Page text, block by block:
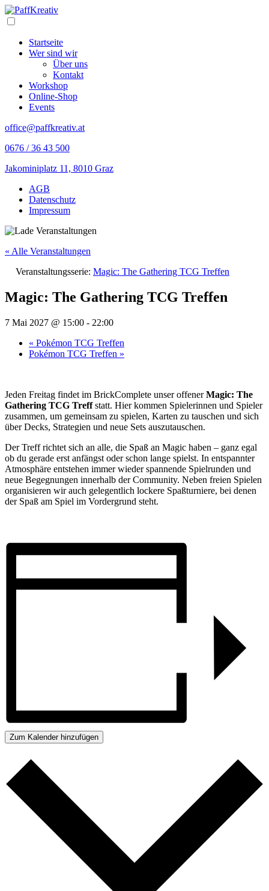
Skip
to
Startseite
Wer sind wir
Über uns
Kontakt
Workshop
Online-Shop
Events
office@paffkreativ.at
0676 / 36 43 500
Jakominiplatz 11, 8010 Graz
Folge
Folge
AGB
Datenschutz
Impressum
« Alle Veranstaltungen
Veranstaltungsserie: Magic: The Gathering TCG Treffen
Magic: The Gathering TCG Treffen
7 Mai 2027 @ 15:00 - 22:00
« Pokémon TCG Treffen
Pokémon TCG Treffen »
Jeden Freitag findet im BrickComplete unser offenerMagic: The
Gathering TCG Treffstatt. Hier kommen Spielerinnen und Spieler
zusammen, um gemeinsam zu spielen, Karten zu tauschen und sich
über Decks, Strategien und neue Sets auszutauschen.
Der Treff richtet sich an alle, die Spaß an Magic haben – ganz egal
ob du gerade erst anfängst oder schon lange spielst. In entspannter
Atmosphäre entstehen immer wieder spannende Spielrunden und
neue Begegnungen innerhalb der Community. Neben freien Spielen
organisieren wir auch gelegentlich lockere Spaßturniere, bei denen
der Spaß am Spiel im Vordergrund steht.
Zum Kalender hinzufügen